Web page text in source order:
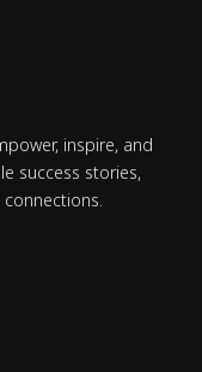
inspire, and
success stories,